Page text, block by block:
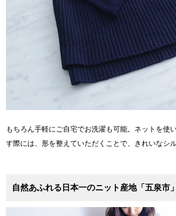
もちろん手軽にご自宅でお洗濯も可能。ネットを使
す際には、形を整えていただくことで、きれいなシ
自然あふれる日本一のニット産地「五泉市